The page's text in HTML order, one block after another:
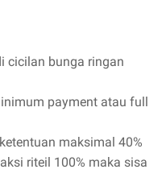
cicilan bunga ringan
payment atau full
maksimal 40%
riteil 100% maka sisa